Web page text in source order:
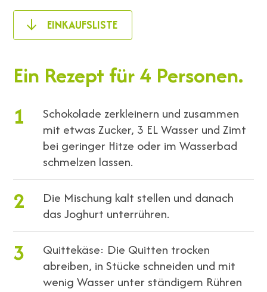
EINKAUFSLISTE
Ein Rezept für 4 Personen.
1
Schokolade zerkleinern und zusammen
mit etwas Zucker, 3 EL Wasser und Zimt
bei geringer Hitze oder im Wasserbad
schmelzen lassen.
2
Die Mischung kalt stellen und danach
das Joghurt unterrühren.
3
Quittekäse: Die Quitten trocken
abreiben, in Stücke schneiden und mit
wenig Wasser unter ständigem Rühren